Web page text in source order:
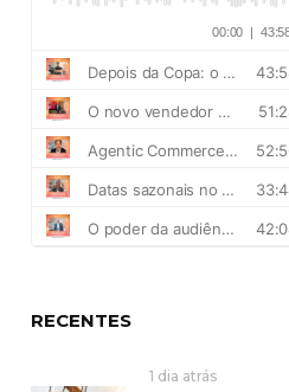
RECENTES
1 dia atrás